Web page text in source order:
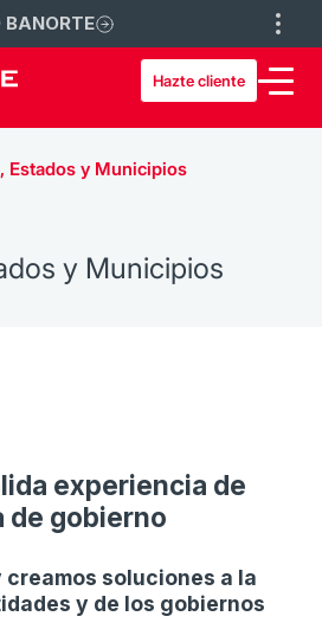
BANORTE
Hazte cliente
Estados y Municipios
y Municipios
experiencia de
de gobierno
creamos soluciones a la
y de los gobiernos